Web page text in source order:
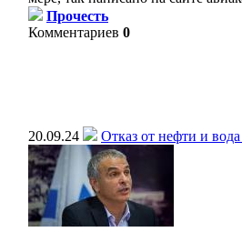
Прочесть
Комментариев 0
20.09.24
Отказ от нефти и вода